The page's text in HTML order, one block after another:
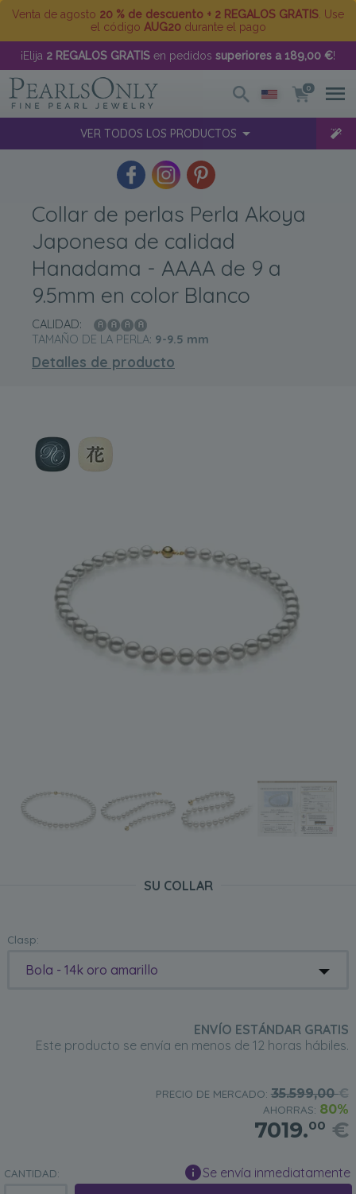
Venta de agosto 20 % de descuento + 2 REGALOS GRATIS . Use
el código AUG20durante el pago
¡Elija 2 REGALOS GRATIS en pedidos superiores a 189,00 €!
0
VER TODOS LOS PRODUCTOS
Collar de perlas Perla Akoya
Japonesa de calidad
Hanadama - AAAA de 9 a
9.5mm en color Blanco
CALIDAD:
TAMAÑO DE LA PERLA: 9-9.5 mm
Detalles de producto
SU COLLAR
Clasp:
Bola - 14k oro amarillo
ENVÍO ESTÁNDAR GRATIS
Este producto se envía en menos de 12 horas hábiles.
PRECIO DE MERCADO: 35.599,00€
AHORRAS: 80%
7019.00 €
CANTIDAD: Se envía inmediatamente